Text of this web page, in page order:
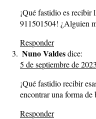
¡Qué fastidio es recibir
911501504! ¿Alguien
Responder
Nuno Valdesdice:
5 de septiembre de
¡Qué fastidio recibir
encontrar una forma de
Responder